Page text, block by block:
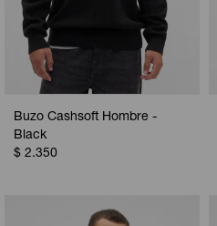
Buzo Cashsoft Hombre -
Black
$ 2.350